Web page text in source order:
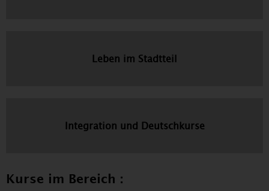
Leben im Stadtteil
Integration und Deutschkurse
Kurse im Bereich :